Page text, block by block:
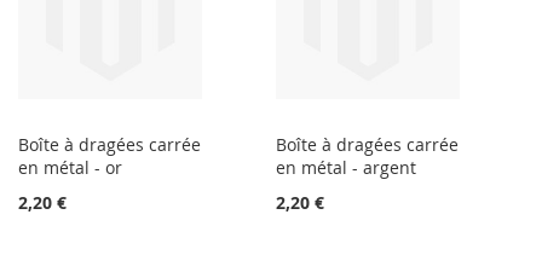
Boîte à dragées carrée
en métal - or
2,20 €
Boîte à dragées carrée
en métal - argent
2,20 €